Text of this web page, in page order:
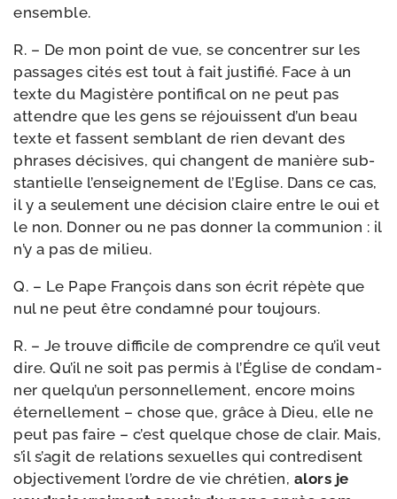
ensemble.
R. – De mon point de vue, se concen­trer sur les
pas­sages cités est tout à fait jus­ti­fié. Face à un
texte du Magistère pon­ti­fi­cal on ne peut pas
attendre que les gens se réjouissent d’un beau
texte et fassent sem­blant de rien devant des
phrases déci­sives, qui changent de manière sub­
stan­tielle l’en­sei­gne­ment de l’Eglise. Dans ce cas,
il y a seule­ment une déci­sion claire entre le oui et
le non. Donner ou ne pas don­ner la com­mu­nion : il
n’y a pas de milieu.
Q. – Le Pape François dans son écrit répète que
nul ne peut être condam­né pour toujours.
R. – Je trouve dif­fi­cile de com­prendre ce qu’il veut
dire. Qu’il ne soit pas per­mis à l’Église de condam­
ner quel­qu’un per­son­nel­le­ment, encore moins
éter­nel­le­ment – chose que, grâce à Dieu, elle ne
peut pas faire – c’est quelque chose de clair. Mais,
s’il s’a­git de rela­tions sexuelles qui contre­disent
objec­ti­ve­ment l’ordre de vie chré­tien, alors je